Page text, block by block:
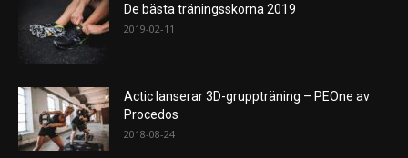
De bästa träningsskorna 2019
2019-02-11
Actic lanserar 3D-gruppträning – PEOne av
Procedos
2018-08-24